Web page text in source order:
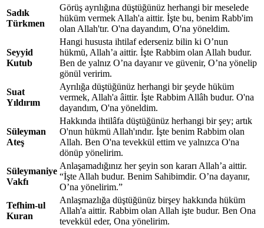
Sadık
Türkmen
Görüş ayrılığına düştüğünüz herhangi bir meselede
hüküm vermek Allah'a aittir. İşte bu, benim Rabb'im
olan Allah'tır. O'na dayandım, O'na yöneldim.
Seyyid
Kutub
Hangi hususta ihtilaf ederseniz bilin ki O’nun
hükmü, Allah’a aittir. İşte Rabbim olan Allah budur.
Ben de yalnız O’na dayanır ve güvenir, O’na yönelip
gönül veririm.
Suat
Yıldırım
Ayrılığa düştüğünüz herhangi bir şeyde hüküm
vermek, Allah'a âittir. İşte Rabbim Allâh budur. O'na
dayandım, O'na yöneldim.
Süleyman
Ateş
Hakkında ihtilâfa düştüğünüz herhangi bir şey; artık
O'nun hükmü Allah'ındır. İşte benim Rabbim olan
Allah. Ben O'na tevekkül ettim ve yalnızca O'na
dönüp yönelirim.
Süleymaniye
Vakfı
Anlaşamadığınız her şeyin son kararı Allah’a aittir.
“İşte Allah budur. Benim Sahibimdir. O’na dayanır,
O’na yönelirim.”
Tefhim-ul
Kuran
Anlaşmazlığa düştüğünüz birşey hakkında hüküm
Allah'a aittir. Rabbim olan Allah işte budur. Ben Ona
tevekkül eder, Ona yönelirim.